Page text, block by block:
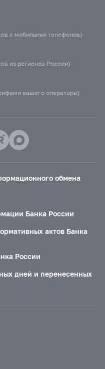
с мобильных телефонов)
из регионов России)
вашего оператора)
обмена
Банка России
актов Банка
России
дней и перенесенных